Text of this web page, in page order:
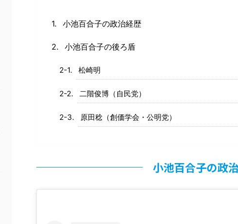
小池百合子の政治経歴
小池百合子の後ろ盾
松崎明
二階俊博（自民党）
原田稔（創価学会・公明党）
小池百合子の政